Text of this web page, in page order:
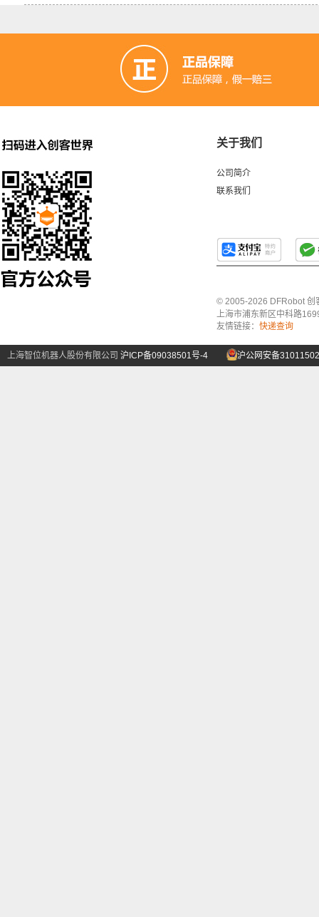
关于我们
公司简介
联系我们
© 2005-2026 DFRobot 创
上海市浦东新区中科路
友情链接： 快递查询
上海智位机器人股份有限公司 沪ICP备09038501号-4 沪公网安备